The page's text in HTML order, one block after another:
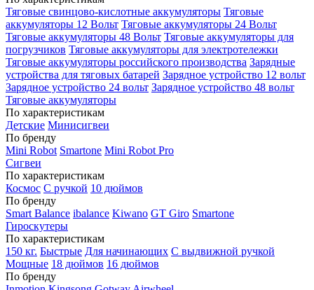
Тяговые свинцово-кислотные аккумуляторы Тяговые
аккумуляторы 12 Вольт Тяговые аккумуляторы 24 Вольт
Тяговые аккумуляторы 48 Вольт Тяговые аккумуляторы для
погрузчиков Тяговые аккумуляторы для электротележки
Тяговые аккумуляторы российского производства Зарядные
устройства для тяговых батарей Зарядное устройство 12 вольт
Зарядное устройство 24 вольт Зарядное устройство 48 вольт
Тяговые аккумуляторы
По характеристикам
Детские Минисигвеи
По бренду
Mini Robot Smartone Mini Robot Pro
Сигвеи
По характеристикам
Космос С ручкой 10 дюймов
По бренду
Smart Balance ibalance Kiwano GT Giro Smartone
Гироскутеры
По характеристикам
150 кг. Быстрые Для начинающих С выдвижной ручкой
Мощные 18 дюймов 16 дюймов
По бренду